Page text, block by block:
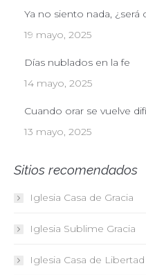
Ya no siento nada, ¿será
19 mayo, 2025
Días nublados en la fe
14 mayo, 2025
Cuando orar se vuelve
13 mayo, 2025
Sitios recomendados
Iglesia Casa de Gracia
Iglesia Sublime Gracia
Iglesia Casa de Libertad